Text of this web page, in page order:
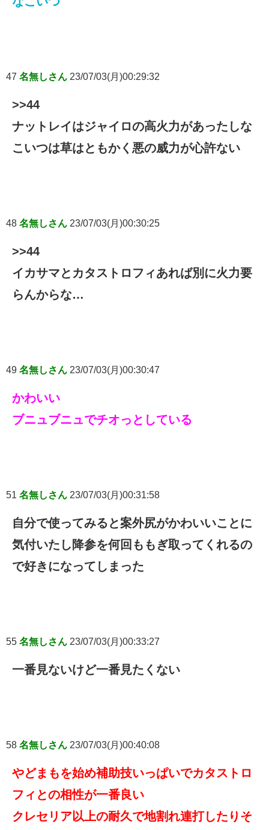
47 名無しさん 23/07/03(月)00:29:32
>>44
ナットレイはジャイロの高火力があったしな
こいつは草はともかく悪の威力が心許ない
48 名無しさん 23/07/03(月)00:30:25
>>44
イカサマとカタストロフィあれば別に火力要
らんからな…
49 名無しさん 23/07/03(月)00:30:47
かわいい
ブニュブニュでチオっとしている
51 名無しさん 23/07/03(月)00:31:58
自分で使ってみると案外尻がかわいいことに
気付いたし降参を何回ももぎ取ってくれるの
で好きになってしまった
55 名無しさん 23/07/03(月)00:33:27
一番見ないけど一番見たくない
58 名無しさん 23/07/03(月)00:40:08
やどまもを始め補助技いっぱいでカタストロ
フィとの相性が一番良い
クレセリア以上の耐久で地割れ連打したりそ